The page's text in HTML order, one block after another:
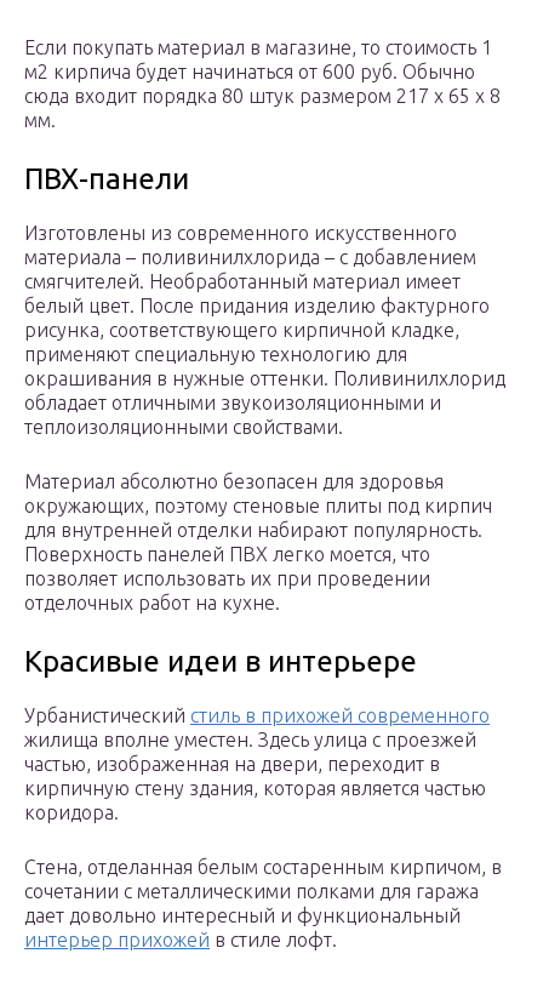
Если покупать материал в магазине, то стоимость 1
м2 кирпича будет начинаться от 600 руб. Обычно
сюда входит порядка 80 штук размером 217 х 65 х 8
мм.
ПВХ-панели
Изготовлены из современного искусственного
материала – поливинилхлорида – с добавлением
смягчителей. Необработанный материал имеет
белый цвет. После придания изделию фактурного
рисунка, соответствующего кирпичной кладке,
применяют специальную технологию для
окрашивания в нужные оттенки. Поливинилхлорид
обладает отличными звукоизоляционными и
теплоизоляционными свойствами.
Материал абсолютно безопасен для здоровья
окружающих, поэтому стеновые плиты под кирпич
для внутренней отделки набирают популярность.
Поверхность панелей ПВХ легко моется, что
позволяет использовать их при проведении
отделочных работ на кухне.
Красивые идеи в интерьере
Урбанистический стиль в прихожей современного
жилища вполне уместен. Здесь улица с проезжей
частью, изображенная на двери, переходит в
кирпичную стену здания, которая является частью
коридора.
Стена, отделанная белым состаренным кирпичом, в
сочетании с металлическими полками для гаража
дает довольно интересный и функциональный
интерьер прихожей в стиле лофт.